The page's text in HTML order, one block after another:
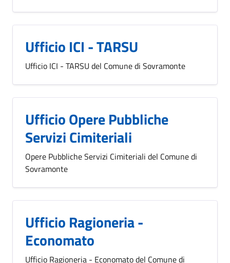
Ufficio ICI - TARSU
Ufficio ICI - TARSU del Comune di Sovramonte
Ufficio Opere Pubbliche
Servizi Cimiteriali
Opere Pubbliche Servizi Cimiteriali del Comune di
Sovramonte
Ufficio Ragioneria -
Economato
Ufficio Ragioneria - Economato del Comune di